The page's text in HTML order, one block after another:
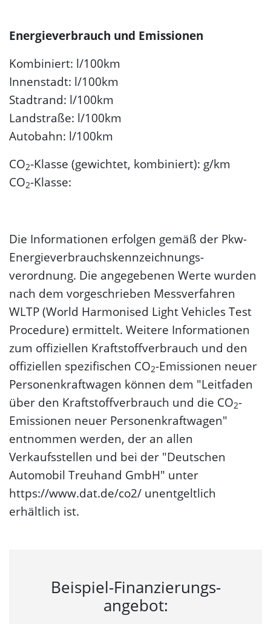
Energieverbrauch und Emissionen
Kombiniert: l/100km
Innenstadt: l/100km
Stadtrand: l/100km
Landstraße: l/100km
Autobahn: l/100km
CO2-Klasse (gewichtet, kombiniert): g/km
CO2-Klasse:
Die Informationen erfolgen gemäß der Pkw-
Energie­verbrauchs­kennzeichnungs­
verordnung. Die angegebenen Werte wurden
nach dem vorgeschrieben Messverfahren
WLTP (World Harmonised Light Vehicles Test
Procedure) ermittelt. Weitere Informationen
zum offiziellen Kraftstoffverbrauch und den
offiziellen spezifischen CO2-Emissionen neuer
Personenkraftwagen können dem "Leitfaden
über den Kraftstoffverbrauch und die CO2-
Emissionen neuer Personenkraftwagen"
entnommen werden, der an allen
Verkaufsstellen und bei der "Deutschen
Automobil Treuhand GmbH" unter
https://www.dat.de/co2/ unentgeltlich
erhältlich ist.
Beispiel-Finanzierungs­
angebot: